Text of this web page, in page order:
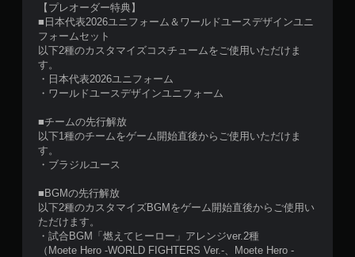
【プレオーダー特典】
■日本代表2026ユニフォーム＆ワールドユースデザインユニ
フォームセット
以下2種のカスタマイズコスチュームをご使用いただけま
す。
・日本代表2026ユニフォーム
・ワールドユースデザインユニフォーム
■チームの先行解放
以下1種のチームをゲーム開始直後からご使用いただけま
す。
・ブラジルユース
■BGMの先行解放
以下2種のカスタマイズBGMをゲーム開始直後からご使用い
ただけます。
・試合BGM「燃えてヒーロー」アレンジver.2種
（Moete Hero -WORLD FIGHTERS Ver.-、Moete Hero -